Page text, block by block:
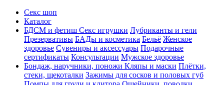
Секс шоп
Каталог
БДСМ и фетиш Секс игрушки Лубриканты и гели
Презервативы БАДы и косметика Бельё Женское
здоровье Сувениры и аксессуары Подарочные
сертификаты Консультации Мужское здоровье
Бондаж, наручники, поножи Кляпы и маски Плётки,
стеки, щекоталки Зажимы для сосков и половых губ